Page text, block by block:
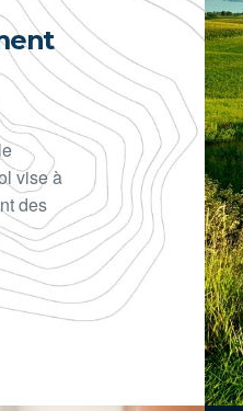
vise à
des